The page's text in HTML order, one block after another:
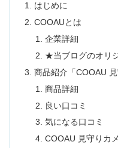
はじめに
COOAUとは
企業詳細
★当ブログのオリ
商品紹介「COOAU
商品詳細
良い口コミ
気になる口コミ
COOAU 見守りカ